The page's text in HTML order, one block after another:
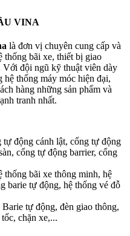
VINA
là đơn vị chuyên cung cấp và
thống bãi xe, thiết bị giao
Với đội ngũ kỹ thuật viên dày
hệ thống máy móc hiện đại,
hàng những sản phẩm và
tranh nhất.
tự động cánh lật, cổng tự động
cổng tự động barrier, cổng
thống bãi xe thông minh, hệ
barie tự động, hệ thống vé đỗ
Barie tự động, đèn giao thông,
chặn xe,...